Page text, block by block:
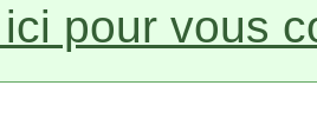
pour vous